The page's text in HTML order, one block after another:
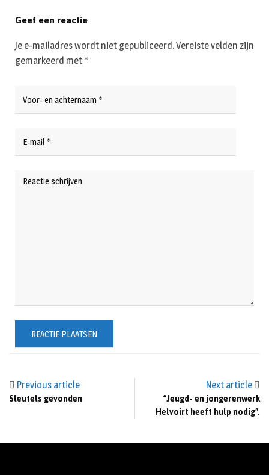
Previous article
Sleutels gevonden
Next article
“Jeugd- en jongerenwerk
Helvoirt heeft hulp nodig”.
Geef een reactie
Je e-mailadres wordt niet gepubliceerd.Vereiste velden zijn
gemarkeerd met *